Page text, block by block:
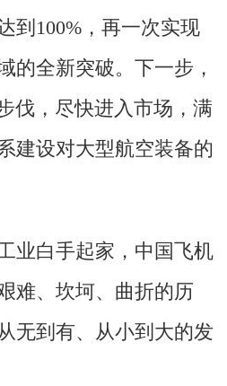
到100%，再一次实现
的全新突破。下一步，
伐，尽快进入市场，满
建设对大型航空装备的
白手起家，中国飞机
难、坎坷、曲折的历
无到有、从小到大的发